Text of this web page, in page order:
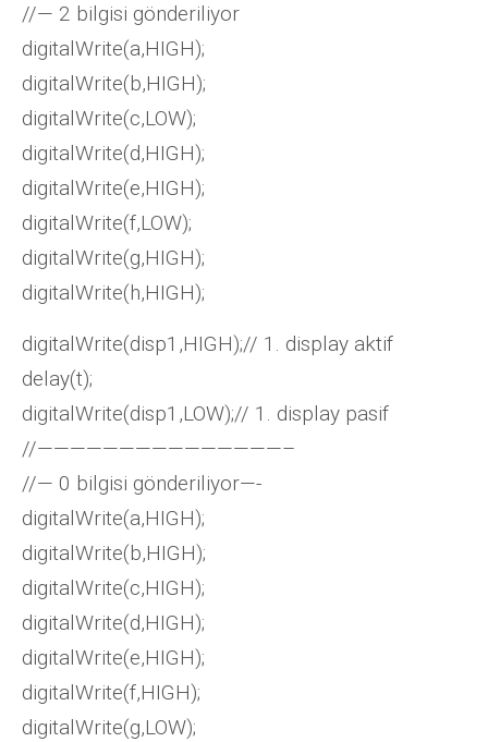
//— 2 bilgisi gönderiliyor
digitalWrite(a,HIGH);
digitalWrite(b,HIGH);
digitalWrite(c,LOW);
digitalWrite(d,HIGH);
digitalWrite(e,HIGH);
digitalWrite(f,LOW);
digitalWrite(g,HIGH);
digitalWrite(h,HIGH);
digitalWrite(disp1,HIGH);// 1. display aktif
delay(t);
digitalWrite(disp1,LOW);// 1. display pasif
//———————————————–
//— 0 bilgisi gönderiliyor—-
digitalWrite(a,HIGH);
digitalWrite(b,HIGH);
digitalWrite(c,HIGH);
digitalWrite(d,HIGH);
digitalWrite(e,HIGH);
digitalWrite(f,HIGH);
digitalWrite(g,LOW);